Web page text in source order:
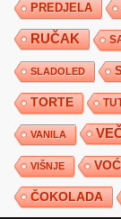
PREDJELA
RUČAK
SLADOLED
TORTE
VANILA
VIŠNJE
ČOKOLADA